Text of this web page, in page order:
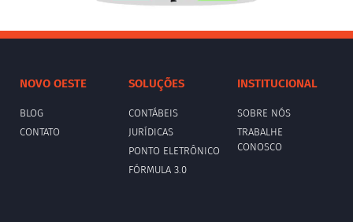
NOVO OESTE
BLOG
CONTATO
SOLUÇÕES
CONTÁBEIS
JURÍDICAS
PONTO ELETRÔNICO
FÓRMULA 3.0
INSTITUCIONAL
SOBRE NÓS
TRABALHE
CONOSCO